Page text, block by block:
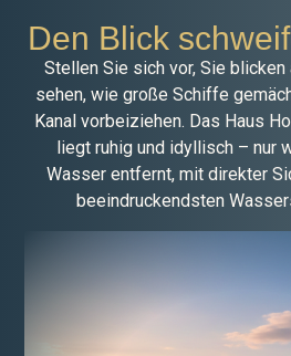
Den Blick
Stellen Sie sich vor, Sie blicken
sehen, wie große Schiffe
Kanal vorbeiziehen. Das Haus
liegt ruhig und idyllisch – nur
Wasser entfernt, mit direkter
beeindruckendsten